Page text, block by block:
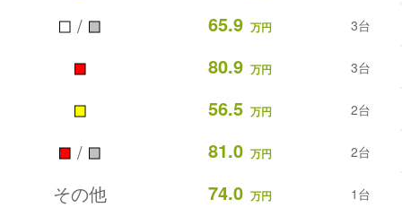
■ / ■ 65.9 万円 3台
■ 80.9 万円 3台
■ 56.5 万円 2台
■ / ■ 81.0 万円 2台
その他 74.0 万円 1台